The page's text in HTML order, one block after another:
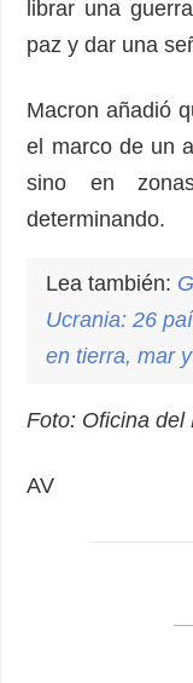
librar una
paz y dar una
Macron añadió
el marco de un
sino en
determinando.
Lea también:
Ucrania: 26
en tierra, mar
Foto: Oficina del
AV